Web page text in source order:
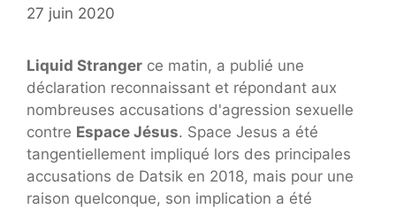
27 juin 2020
Liquid Stranger ce matin, a publié une
déclaration reconnaissant et répondant aux
nombreuses accusations d'agression sexuelle
contre Espace Jésus. Space Jesus a été
tangentiellement impliqué lors des principales
accusations de Datsik en 2018, mais pour une
raison quelconque, son implication a été